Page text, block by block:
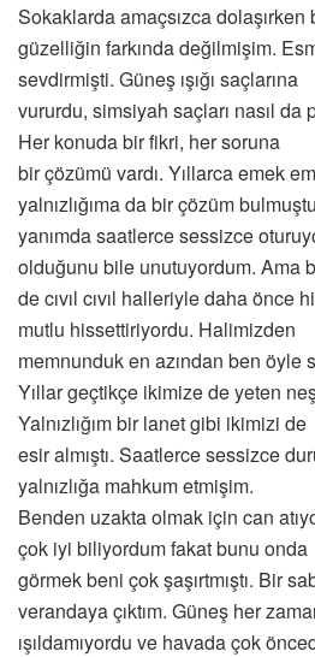
Sokaklarda amaçsızca dolaşırken
güzelliğin farkında değilmişim.
sevdirmişti. Güneş ışığı saçlarına
vururdu, simsiyah saçları nasıl da
Her konuda bir fikri, her soruna
bir çözümü vardı. Yıllarca emek
yalnızlığıma da bir çözüm
yanımda saatlerce sessizce
olduğunu bile unutuyordum. Ama
de cıvıl cıvıl halleriyle daha önce
mutlu hissettiriyordu. Halimizden
memnunduk en azından ben öyle
Yıllar geçtikçe ikimize de yeten
Yalnızlığım bir lanet gibi ikimizi de
esir almıştı. Saatlerce sessizce
yalnızlığa mahkum etmişim.
Benden uzakta olmak için can
çok iyi biliyordum fakat bunu onda
görmek beni çok şaşırtmıştı. Bir
verandaya çıktım. Güneş her
ışıldamıyordu ve havada çok